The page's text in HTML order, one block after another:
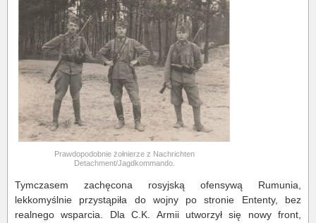
Prawdopodobnie żołnierze z Nachrichten
Detachment/Jagdkommando.
Tymczasem zachęcona rosyjską ofensywą Rumunia,
lekkomyślnie przystąpiła do wojny po stronie Ententy, bez
realnego wsparcia. Dla C.K. Armii utworzył się nowy front,